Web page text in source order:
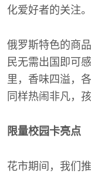
化爱好者的关注。
俄罗斯特色的商
民无需出国即可
里，香味四溢，
同样热闹非凡，
限量校园卡亮点
花市期间，我们